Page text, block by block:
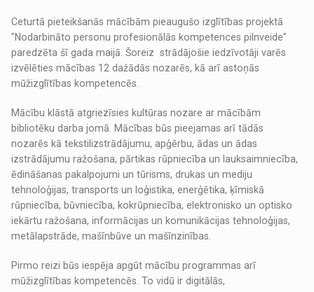
Ceturtā pieteikšanās mācībām pieaugušo izglītības projektā
"Nodarbināto personu profesionālās kompetences pilnveide"
paredzēta šī gada maijā. Šoreiz strādājošie iedzīvotāji varēs
izvēlēties mācības 12 dažādās nozarēs, kā arī astoņās
mūžizglītības kompetencēs.
Mācību klāstā atgriezīsies kultūras nozare ar mācībām
bibliotēku darba jomā. Mācības būs pieejamas arī tādās
nozarēs kā tekstilizstrādājumu, apģērbu, ādas un ādas
izstrādājumu ražošana, pārtikas rūpniecība un lauksaimniecība,
ēdināšanas pakalpojumi un tūrisms, drukas un mediju
tehnoloģijas, transports un loģistika, enerģētika, ķīmiskā
rūpniecība, būvniecība, kokrūpniecība, elektronisko un optisko
iekārtu ražošana, informācijas un komunikācijas tehnoloģijas,
metālapstrāde, mašīnbūve un mašīnzinības.
Pirmo reizi būs iespēja apgūt mācību programmas arī
mūžizglītības kompetencēs. To vidū ir digitālās,